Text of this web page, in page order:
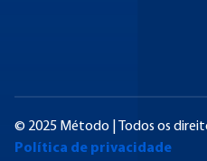
© 2025 Método | Todos os
Política de privacidade